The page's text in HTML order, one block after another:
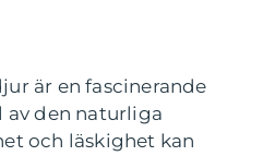
är en fascinerande
av den naturliga
och läskighet kan